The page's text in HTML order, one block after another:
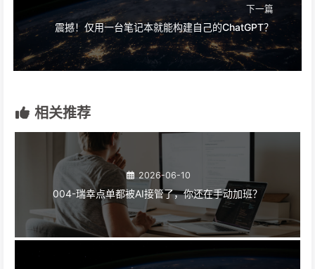
下一篇
震撼！仅用一台笔记本就能构建自己的ChatGPT？
相关推荐
2026-06-10
004-瑞幸点单都被AI接管了，你还在手动加班？